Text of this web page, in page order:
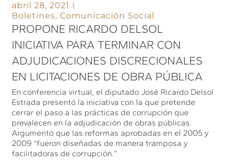
abril 28, 2021
Boletines,Comunicación Social
PROPONE RICARDO DELSOL
INICIATIVA PARA TERMINAR CON
ADJUDICACIONES DISCRECIONALES
EN LICITACIONES DE OBRA PÚBLICA
En conferencia virtual, el diputado José Ricardo Delsol
Estrada presentó la iniciativa con la que pretende
cerrar el paso a las prácticas de corrupción que
prevalecen en la adjudicación de obras públicas.
Argumentó que las reformas aprobadas en el 2005 y
2009 “fueron diseñadas de manera tramposa y
facilitadoras de corrupción.”